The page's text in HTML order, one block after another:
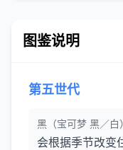
图鉴说明
第五世代
黑（宝可梦 黑／白）
会根据季节改变